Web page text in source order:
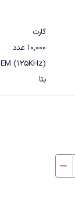
کارت
10,000 عدد
EM (125KHz)
بتا